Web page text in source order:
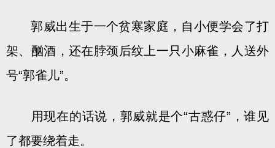
郭威出生于一个贫寒家庭，自小便学会了打
架、酗酒，还在脖颈后纹上一只小麻雀，人送外
号“郭雀儿”。
用现在的话说，郭威就是个“古惑仔”，谁见
了都要绕着走。